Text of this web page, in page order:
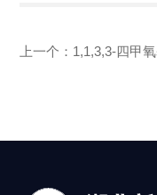
上一个： 1,1,3,3-四甲